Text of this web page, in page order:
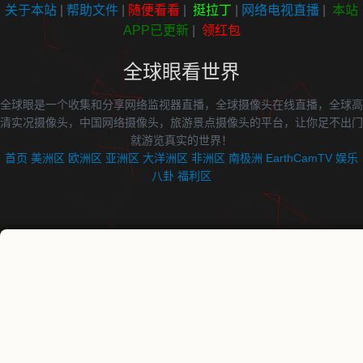
关于本站 帮助文件 随便看看 挺拉丁 网络电视直播
本站
APP已更新| 领红包
全球眼看世界
全球眼是一个收集和分享网络监视器直播，全球摄像头在线直播，全球高
清实况摄像头，中国网络摄像头，旅游景点摄像头的平台，让你足不出门
就游览真实的世界！
首页 美洲区 欧洲区 亚洲区 大洋洲区 非洲区 南极洲 EarthCamTV 娱乐
八卦 福利区